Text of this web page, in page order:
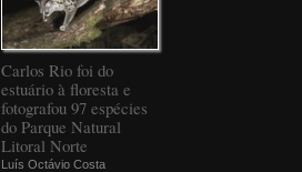
Carlos Rio foi do
estuário à floresta e
fotografou 97 espécies
do Parque Natural
Litoral Norte
Luís Octávio Costa